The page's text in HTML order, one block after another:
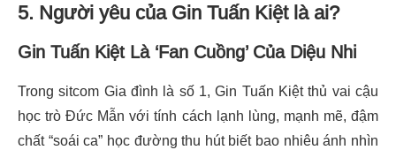
5. Người yêu của Gin Tuấn Kiệt là ai?
Gin Tuấn Kiệt Là ‘Fan Cuồng’ Của Diệu Nhi
Trong sitcom Gia đình là số 1, Gin Tuấn Kiệt thủ vai cậu
học trò Đức Mẫn với tính cách lạnh lùng, mạnh mẽ, đậm
chất “soái ca” học đường thu hút biết bao nhiêu ánh nhìn